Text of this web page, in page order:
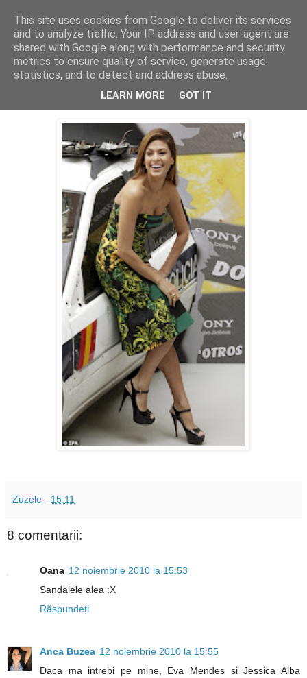
PentruDive.ro
vineri, 12 noiembrie 2010
Eva Mendes, absolutely perfect
Zuzele - 15:11
8 comentarii:
Oana 12 noiembrie 2010 la 15:53
Sandalele alea :X
Răspundeți
Anca Buzea 12 noiembrie 2010 la 15:55
Daca ma intrebi pe mine, Eva Mendes si Jessica Alba
This site uses cookies from Google to deliver its services
and to analyze traffic. Your IP address and user-agent are
shared with Google along with performance and security
metrics to ensure quality of service, generate usage
statistics, and to detect and address abuse.
LEARN MORE GOT IT